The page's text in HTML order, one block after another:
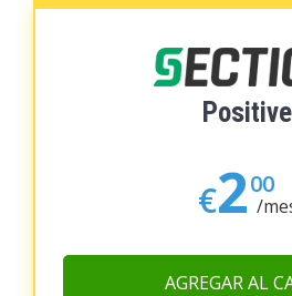
Positive
€200
/
AGREGAR AL